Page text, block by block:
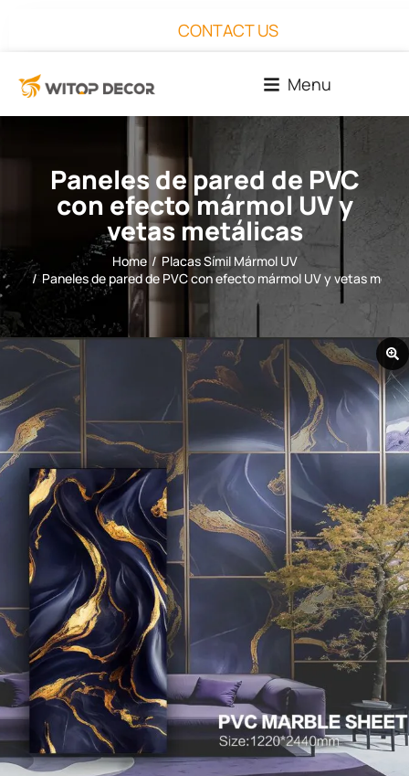
CONTACT US
Menu
Paneles de pared de PVC
con efecto mármol UV y
vetas metálicas
You are here:Home
Placas Símil Mármol UV
Paneles de pared de PVC con efecto mármol UV y vetas